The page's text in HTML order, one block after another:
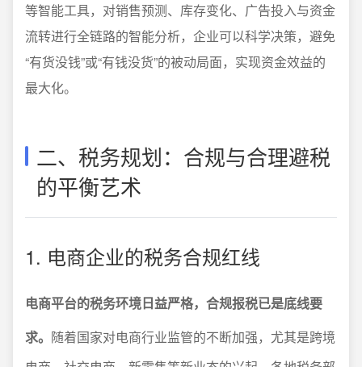
等智能工具，对销售预测、库存变化、广告投入与资金
流转进行全链路的智能分析，企业可以科学决策，避免
“有货没钱”或“有钱没货”的被动局面，实现资金效益的
最大化。
二、税务规划：合规与合理避税
的平衡艺术
1. 电商企业的税务合规红线
电商平台的税务环境日益严格，合规报税已是底线要
求。 随着国家对电商行业监管的不断加强，尤其是跨境